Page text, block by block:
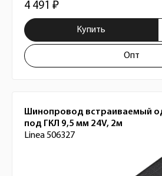
4 491 ₽
Купить
Опт
Шинопровод встраиваемый
под ГКЛ 9,5 мм 24V, 2м
Linea 506327